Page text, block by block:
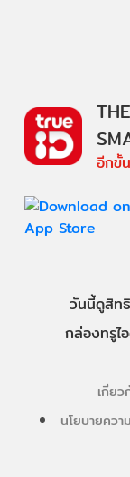
อีกขั้
วันนี้ดูสิท
กล่องทรูไ
เกี่ย
นโยบายคว